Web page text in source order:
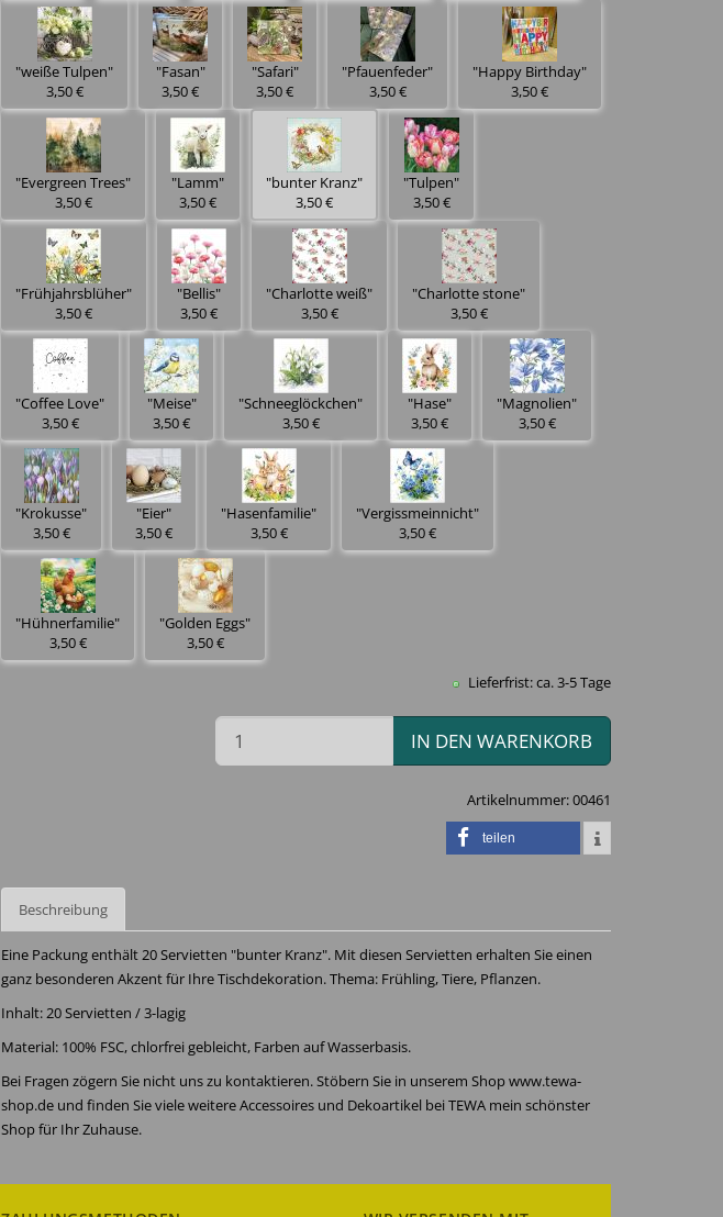
"weiße Tulpen"
3,50 €
"Fasan"
3,50 €
"Safari"
3,50 €
"Pfauenfeder"
3,50 €
"Happy Birthday"
3,50 €
"Evergreen Trees"
3,50 €
"Lamm"
3,50 €
"bunter Kranz"
3,50 €
"Tulpen"
3,50 €
"Frühjahrsblüher"
3,50 €
"Bellis"
3,50 €
"Charlotte weiß"
3,50 €
"Charlotte stone"
3,50 €
"Coffee Love"
3,50 €
"Meise"
3,50 €
"Schneeglöckchen"
3,50 €
"Hase"
3,50 €
"Magnolien"
3,50 €
"Krokusse"
3,50 €
"Eier"
3,50 €
"Hasenfamilie"
3,50 €
"Vergissmeinnicht"
3,50 €
"Hühnerfamilie"
3,50 €
"Golden Eggs"
3,50 €
Lieferfrist: ca. 3-5 Tage
IN DEN WARENKORB
Artikelnummer:00461
teilen
Beschreibung
Eine Packung enthält 20 Servietten "bunter Kranz". Mit diesen Servietten erhalten Sie einen
ganz besonderen Akzent für Ihre Tischdekoration. Thema: Frühling, Tiere, Pflanzen.
Inhalt: 20 Servietten / 3-lagig
Material: 100% FSC, chlorfrei gebleicht, Farben auf Wasserbasis.
Bei Fragen zögern Sie nicht uns zu kontaktieren. Stöbern Sie in unserem Shop www.tewa-
shop.de und finden Sie viele weitere Accessoires und Dekoartikel bei TEWA mein schönster
Shop für Ihr Zuhause.